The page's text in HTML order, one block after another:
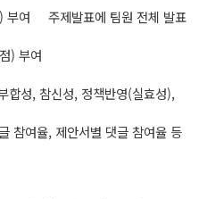
부여 주제발표에 팀원 전체 발표
) 부여
성, 참신성, 정책반영(실효성),
여율, 제안서별 댓글 참여율 등